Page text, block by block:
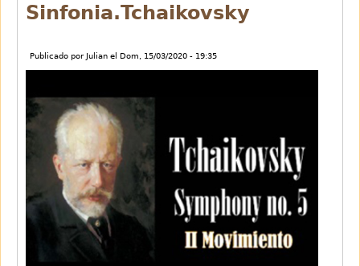
Sinfonia.Tchaikovsky
Publicado por Julian el Dom, 15/03/2020 - 19:35